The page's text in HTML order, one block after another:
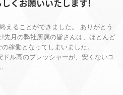
くお願いいたします!
えることができました。 ありがとう
!先月の弊社所属の皆さんは、ほとんど
稼働となってしまいました。
ドル高のプレッシャーが、安くないユ